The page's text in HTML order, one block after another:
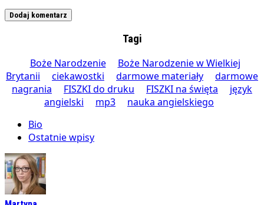
Tagi
Boże Narodzenie
Boże Narodzenie w Wielkiej
Brytanii
ciekawostki darmowe materiały
darmowe
nagrania
FISZKI do druku FISZKI na święta
język
angielski
mp3
nauka angielskiego
Bio
Ostatnie wpisy